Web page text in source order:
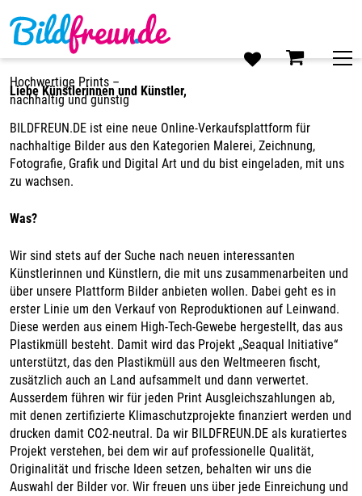
content
Hochwertige Prints –
nachhaltig und günstig
Liebe Künstlerinnen und Künstler,
BILDFREUN.DE ist eine neue Online-Verkaufsplattform für
nachhaltige Bilder aus den Kategorien Malerei, Zeichnung,
Fotografie, Grafik und Digital Art und du bist eingeladen, mit uns
zu wachsen.
Was?
Wir sind stets auf der Suche nach neuen interessanten
Künstlerinnen und Künstlern, die mit uns zusammenarbeiten und
über unsere Plattform Bilder anbieten wollen. Dabei geht es in
erster Linie um den Verkauf von Reproduktionen auf Leinwand.
Diese werden aus einem High-Tech-Gewebe hergestellt, das aus
Plastikmüll besteht. Damit wird das Projekt „Seaqual Initiative“
unterstützt, das den Plastikmüll aus den Weltmeeren fischt,
zusätzlich auch an Land aufsammelt und dann verwertet.
Ausserdem führen wir für jeden Print Ausgleichszahlungen ab,
mit denen zertifizierte Klimaschutzprojekte finanziert werden und
drucken damit CO2-neutral. Da wir BILDFREUN.DE als kuratiertes
Projekt verstehen, bei dem wir auf professionelle Qualität,
Originalität und frische Ideen setzen, behalten wir uns die
Auswahl der Bilder vor. Wir freuen uns über jede Einreichung und